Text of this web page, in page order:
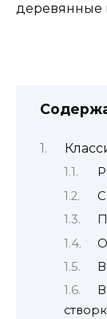
деревянные